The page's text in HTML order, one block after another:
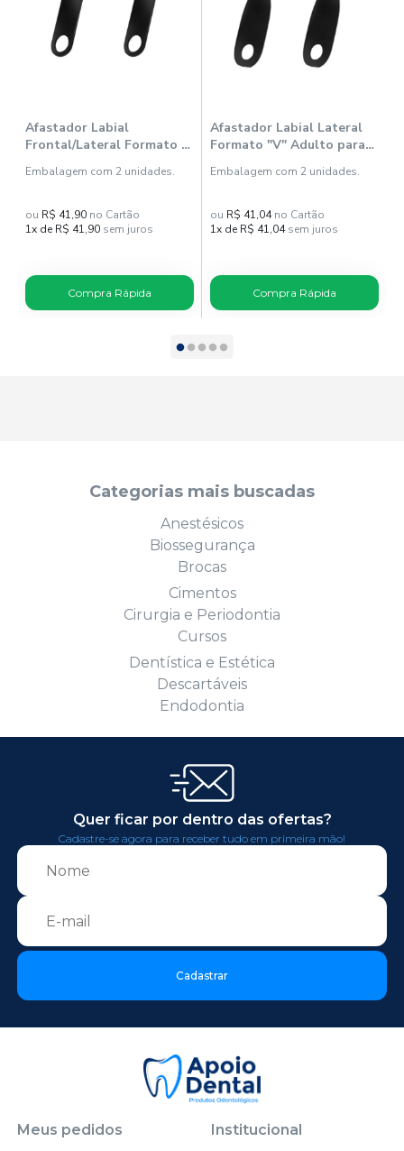
Afastador Labial
Frontal/Lateral Formato C
Black - Indusbello
Embalagem com 2 unidades.
ou R$ 41,90 no Cartão
1x de R$ 41,90 sem juros
Compra Rápida
Afastador Labial Lateral
Formato "V" Adulto para
Embalagem com 2 unidades.
ou R$ 41,04no Cartão
1x de R$ 41,04sem juros
Compra Rápida
Categorias mais buscadas
Anestésicos
Biossegurança
Brocas
Cimentos
Cirurgia e Periodontia
Cursos
Dentística e Estética
Descartáveis
Endodontia
Quer ficar por dentro das ofertas?
Cadastre-se agora para receber tudo em primeira mão!
Cadastrar
Meus pedidos
Institucional